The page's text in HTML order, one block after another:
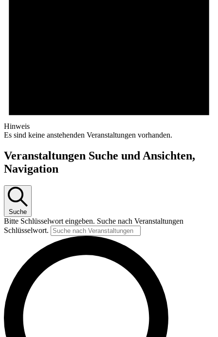
Hinweis
Es sind keine anstehenden Veranstaltungen vorhanden.
Veranstaltungen Suche und Ansichten,
Navigation
Suche
Bitte Schlüsselwort eingeben. Suche nach Veranstaltungen
Schlüsselwort.